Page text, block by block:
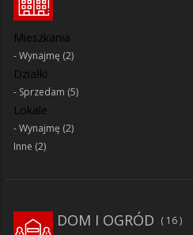
Mieszkania
Wynajmę (2)
Działki
Sprzedam (5)
Lokale
Wynajmę (2)
Inne (2)
DOM I OGRÓD 16